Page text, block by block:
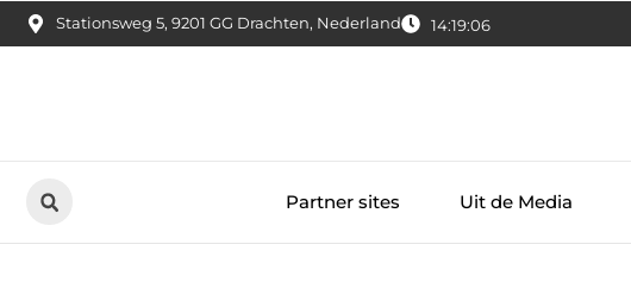
Stationsweg 5, 9201 GG Drachten, Nederland 14:19:07
Partner sites Uit de Media